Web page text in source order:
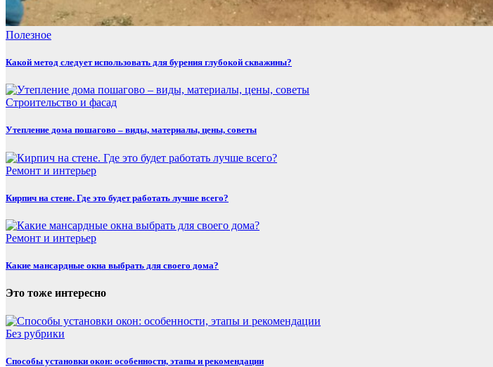
Полезнoe
Какой метод следует использовать для бурения глубокой скважины?
Строительство и фасад
Утепление дома пошагово – виды, материалы, цены, советы
Ремонт и интерьер
Кирпич на стене. Где это будет работать лучше всего?
Ремонт и интерьер
Какие мансардные окна выбрать для своего дома?
Это тоже интересно
Без рубрики
Способы установки окон: особенности, этапы и рекомендации